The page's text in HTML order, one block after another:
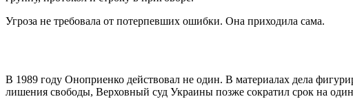
Угроза не требовала от потерпевших ошибки. Она приходила сама.
В 1989 году Оноприенко действовал не один. В материалах дела
лишения свободы, Верховный суд Украины позже сократил срок на